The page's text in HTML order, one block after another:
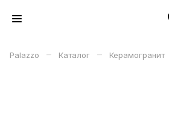
Palazzo – Каталог – Керамогранит